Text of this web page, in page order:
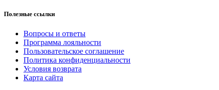
Полезные ссылки
Вопросы и ответы
Программа лояльности
Пользовательское соглашение
Политика конфиденциальности
Условия возврата
Карта сайта